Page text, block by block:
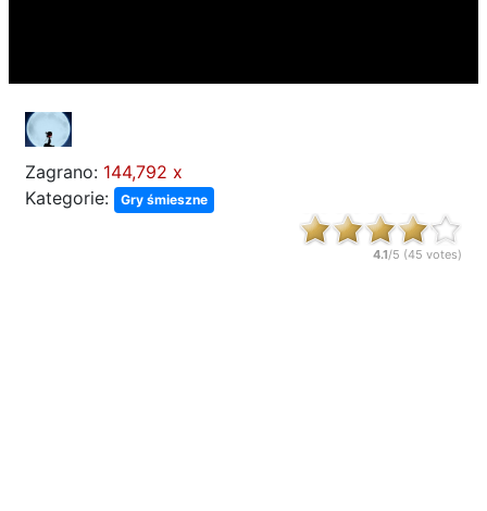
Zagrano: 144,792 x
Kategorie:
Gry śmieszne
4.1/5 (45 votes)